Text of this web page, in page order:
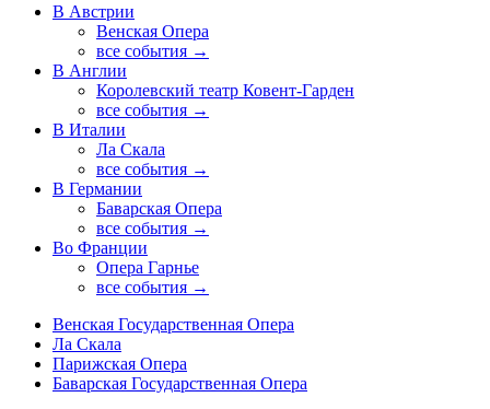
В Австрии
Венская Опера
все события →
В Англии
Королевский театр Ковент-Гарден
все события →
В Италии
Ла Скала
все события →
В Германии
Баварская Опера
все события →
Во Франции
Опера Гарнье
все события →
Венская Государственная Опера
Ла Скала
Парижская Опера
Баварская Государственная Опера